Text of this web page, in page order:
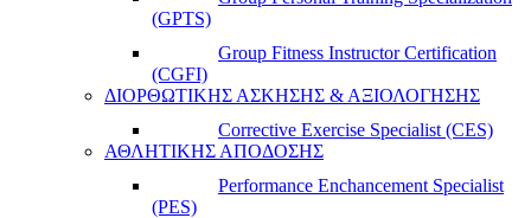
(GPTS)
Group Fitness Instructor Certification
(CGFI)
ΔΙΟΡΘΩΤΙΚΗΣ ΑΣΚΗΣΗΣ & ΑΞΙΟΛΟΓΗΣΗΣ
Corrective Exercise Specialist (CES)
ΑΘΛΗΤΙΚΗΣ ΑΠΟΔΟΣΗΣ
Performance Enchancement Specialist
(PES)